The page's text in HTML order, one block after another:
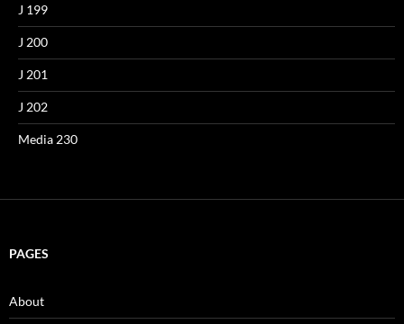
J 199
J 200
J 201
J 202
Media 230
PAGES
About